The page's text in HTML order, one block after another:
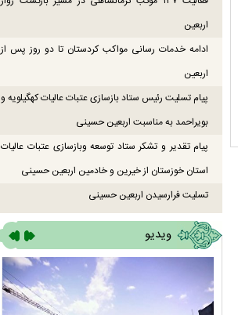
اربعین
ادامه خدمات رسانی مواکب کردستان تا دو روز پس از
اربعین
پیام تسلیت رئیس ستاد بازسازی عتبات عالیات کهگیلویه و
بویراحمد به مناسبت اربعین حسینی
پیام تقدیر و تشکر ستاد توسعه وبازسازی عتبات عالیات
استان خوزستان از خیرین و خادمین اربعین حسینی
تسلیت فرارسیدن اربعین حسینی
ویدیو